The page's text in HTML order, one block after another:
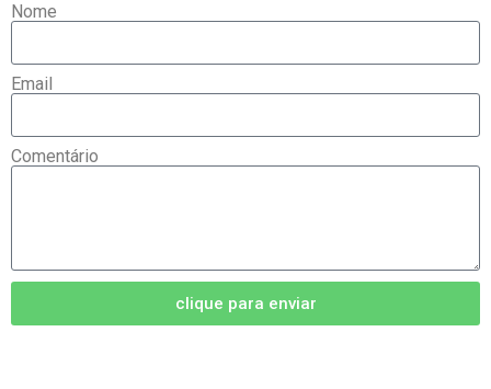
Nome
Email
Comentário
clique para enviar